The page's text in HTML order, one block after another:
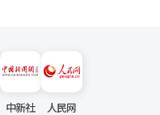
中新社 人民网